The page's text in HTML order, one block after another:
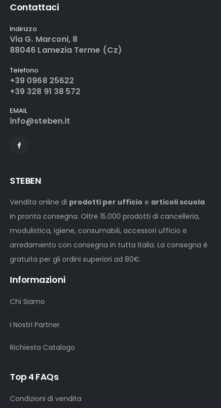
Contattaci
Indirizzo
Via G. Marconi, 8
88046 Lamezia Terme (Cz)
Telefono
+39 0968 25622
+39 328 91 38 572
EMAIL
info@steben.it
STEBEN
Vendita online di prodotti per ufficio e articoli scuola
in pronta consegna. Oltre 15.000 prodotti di cancelleria,
modulistica, igiene, consumabili, accessori ufficio e
arredamento con consegna in tutta Italia. La consegna è
gratuita per gli ordini superiori ad 80€.
Informazioni
Chi Siamo
I Nostri Partner
Richiesta Catalogo
Top 4 FAQs
Condizioni di vendita